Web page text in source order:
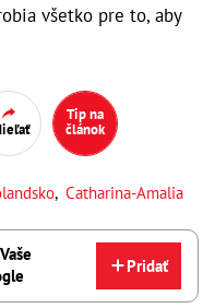
všetko pre to, aby
Tip na
článok
, Catharina-Amalia
Pridať